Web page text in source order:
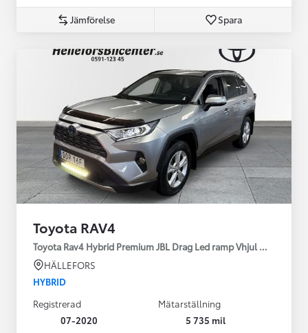
Jämförelse Spara
Toyota RAV4
Toyota Rav4 Hybrid Premium JBL Drag Led ramp Vhjul motorv
HÄLLEFORS
HYBRID
Registrerad
07-2020
Mätarställning
5 735 mil